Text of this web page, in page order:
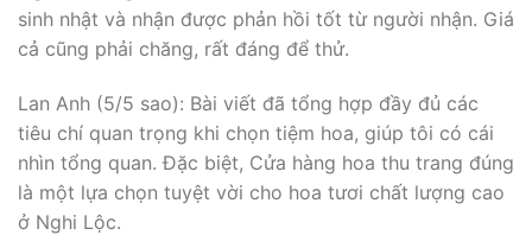
sinh nhật và nhận được phản hồi tốt từ người nhận. Giá
cả cũng phải chăng, rất đáng để thử.
Lan Anh (5/5 sao): Bài viết đã tổng hợp đầy đủ các
tiêu chí quan trọng khi chọn tiệm hoa, giúp tôi có cái
nhìn tổng quan. Đặc biệt, Cửa hàng hoa thu trang đúng
là một lựa chọn tuyệt vời cho hoa tươi chất lượng cao
ở Nghi Lộc.